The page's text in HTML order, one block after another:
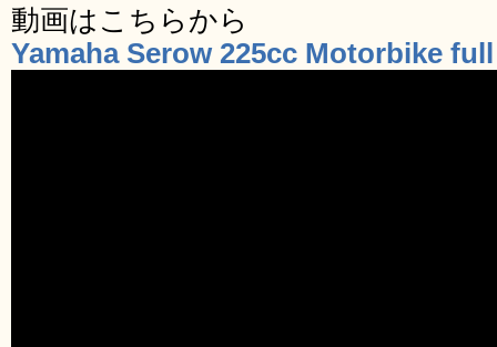
動画はこちらから
Yamaha Serow 225cc Motorbike